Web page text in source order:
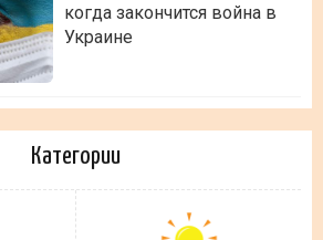
когда закончится война в
Украине
Категории